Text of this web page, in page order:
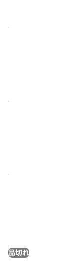
品切れ